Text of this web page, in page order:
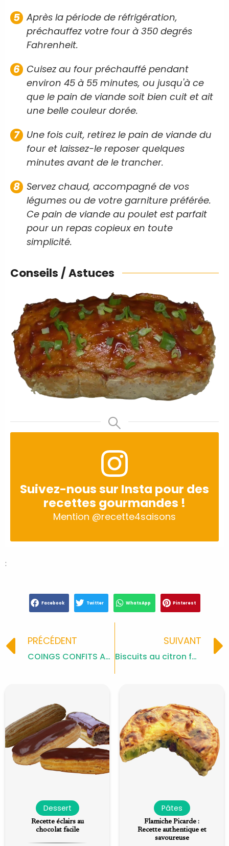
Après la période de réfrigération,
préchauffez votre four à 350 degrés
Fahrenheit.
Cuisez au four préchauffé pendant
environ 45 à 55 minutes, ou jusqu'à ce
que le pain de viande soit bien cuit et ait
une belle couleur dorée.
Une fois cuit, retirez le pain de viande du
four et laissez-le reposer quelques
minutes avant de le trancher.
Servez chaud, accompagné de vos
légumes ou de votre garniture préférée.
Ce pain de viande au poulet est parfait
pour un repas copieux en toute
simplicité.
Conseils / Astuces
Suivez-nous sur Insta pour des
recettes gourmandes !
Mention @recette4saisons
:
Facebook Twitter WhatsApp Pinterest
Prev
PRÉCÉDENT
COINGS CONFITS AU FOUR
SUIVANT
Biscuits au citron fondant dans la bouche
Dessert
Recette éclairs au
chocolat facile
Pâtes
Flamiche Picarde :
Recette authentique et
savoureuse